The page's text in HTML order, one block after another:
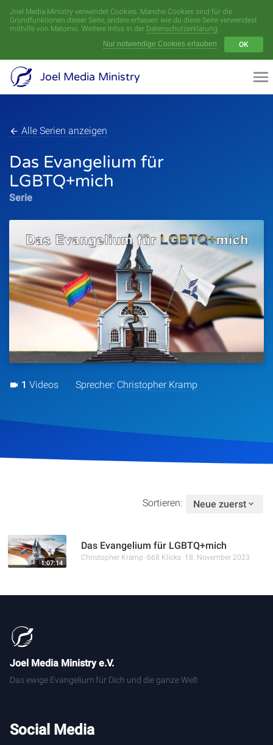
Joel Media Ministry verwendet Cookies. Manche Cookies sind für die
Grundfunktionen dieser Seite, andere erfassen wie du diese Seite verwendest
mithilfe von Matomo. Weitere Infos in der Datenschutzerklärung.
Nur notwendige Cookies erlauben
OK
Joel Media Ministry
Alle Serien anzeigen
Das Evangelium für
LGBTQ+mich
Serie
1 Videos Sprecher: Christopher Kramp
Sortieren: Neue zuerst
1:07:14
Das Evangelium für LGBTQ+mich
Christopher Kramp 668 Klicks 18. November 2023
Joel Media Ministry e.V.
Das ewige Evangelium für Dich und die ganze Welt
Social Media
Menü
Videoarchiv
Startseite
Artikel
Podcasts
Studienzentrum
Über Uns